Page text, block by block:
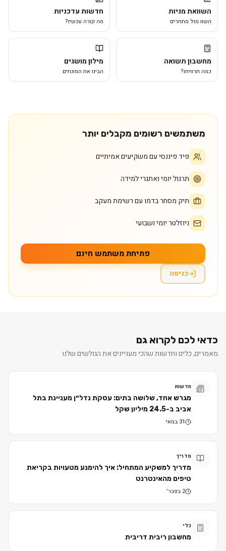
השוואת מניות
השוו מול מתחרים
חדשות עדכניות
מה קורה עכשיו?
מחשבון תשואה
כמה תרוויחו?
מילון מושגים
הבינו את המונחים
משתמשים רשומים מקבלים יותר
פיד פיננסי עם משקיעים אמיתיים
תרגול יומי ואתגרי למידה
תיק מסחר בדמו עם רשימת מעקב
ניוזלטר יומי ושבועי
פתיחת משתמש חינם
כניסה
כדאי לכם לקרוא גם
מאמרים, כלים וחדשות שהכי מעניינים את הגולשים שלנו
חדשות
מגרש אחד, שלושה בתים: עסקת נדל״ן מעניינת בתל
אביב ב-24.5 מיליון שקל
31 במאי
מדריך
מדריך למשקיע המתחיל: איך להימנע מטעויות בקריאת
טיפים מהאינטרנט
2 בפבר׳
כלי
מחשבון ריבית דריבית